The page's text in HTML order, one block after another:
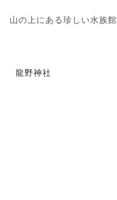
山の上にある珍しい水族館
龍野神社